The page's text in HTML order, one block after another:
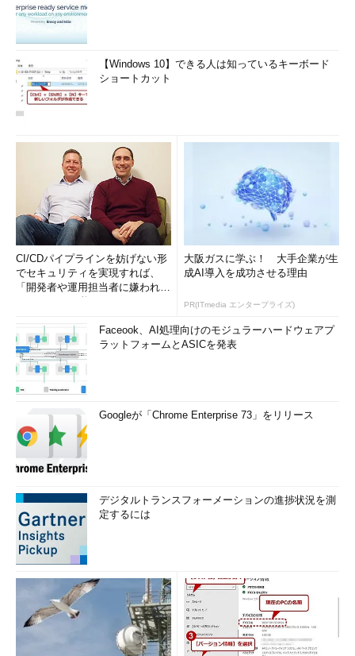
【Windows 10】できる人は知っているキーボード
ショートカット
CI/CDパイプラインを妨げない形
でセキュリティを実現すれば、
「開発者や運用担当者に嫌われな
大阪ガスに学ぶ！ 大手企業が生
成AI導入を成功させる理由
PR(ITmedia エンタープライズ)
Faceook、AI処理向けのモジュラーハードウェアプ
ラットフォームとASICを発表
Googleが「Chrome Enterprise 73」をリリース
デジタルトランスフォーメーションの進捗状況を測
定するには